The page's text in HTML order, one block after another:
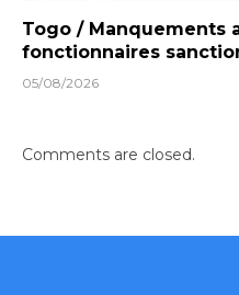
Togo / Manquements
fonctionnaires
05/08/2026
Comments are closed.